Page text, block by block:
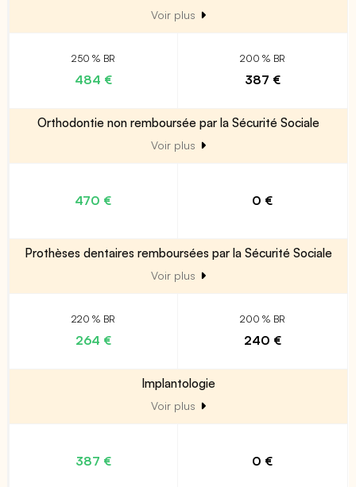
Voir plus
250 % BR
484 €
200 % BR
387 €
Orthodontie non remboursée par la Sécurité Sociale
Voir plus
470 € 0 €
Prothèses dentaires remboursées par la Sécurité Sociale
Voir plus
220 % BR
264 €
200 % BR
240 €
Implantologie
Voir plus
387 € 0 €